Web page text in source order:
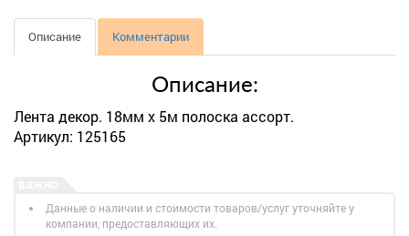
Описание Комментарии
Описание:
Лента декор. 18мм х 5м полоска ассорт.
Артикул: 125165
Данные о наличии и стоимости товаров/услуг уточняйте у
компании, предоставляющих их.